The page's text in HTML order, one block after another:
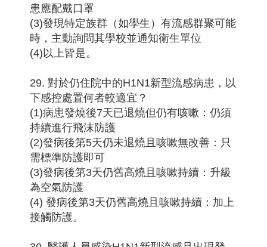
患應配戴口罩
(3)發現特定族群（如學生）有流感群聚可能
時，主動詢問其學校並通知衛生單位
(4)以上皆是。
29. 對於仍住院中的H1N1新型流感病患，以
下感控處置何者較適宜？
(1)病患發燒後7天已退燒但仍有咳嗽：仍須
持續進行飛沫防護
(2)發病後第5天仍未退燒且咳嗽無改善：只
需標準防護即可
(3)發病後第3天仍舊高燒且咳嗽持續：升級
為空氣防護
(4) 發病後第3天仍舊高燒且咳嗽持續：加上
接觸防護。